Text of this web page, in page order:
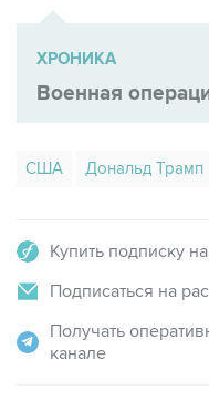
ХРОНИКА
Военная
США Дональд Трамп
Купить подписку
Подписаться на
Получать
канале